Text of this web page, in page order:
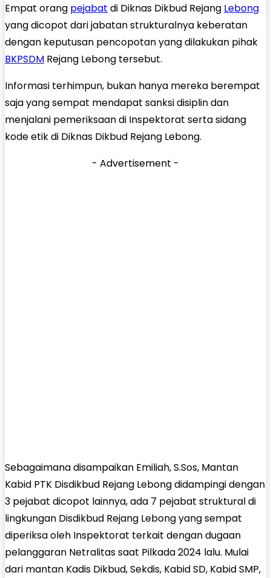
Empat orang pejabat di Diknas Dikbud Rejang Lebong
yang dicopot dari jabatan strukturalnya keberatan
dengan keputusan pencopotan yang dilakukan pihak
BKPSDM Rejang Lebong tersebut.
Informasi terhimpun, bukan hanya mereka berempat
saja yang sempat mendapat sanksi disiplin dan
menjalani pemeriksaan di Inspektorat serta sidang
kode etik di Diknas Dikbud Rejang Lebong.
- Advertisement -
Sebagaimana disampaikan Emiliah, S.Sos, Mantan
Kabid PTK Disdikbud Rejang Lebong didampingi dengan
3 pejabat dicopot lainnya, ada 7 pejabat struktural di
lingkungan Disdikbud Rejang Lebong yang sempat
diperiksa oleh Inspektorat terkait dengan dugaan
pelanggaran Netralitas saat Pilkada 2024 lalu. Mulai
dari mantan Kadis Dikbud, Sekdis, Kabid SD, Kabid SMP,